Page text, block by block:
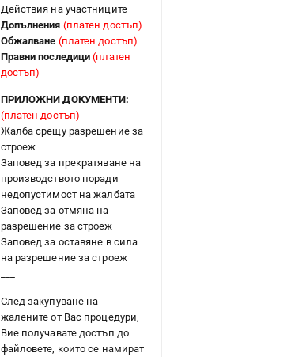
Действия на участниците
Допълнения (платен достъп)
Обжалване (платен достъп)
Правни последици (платен
достъп)
ПРИЛОЖНИ ДОКУМЕНТИ:
(платен достъп)
Жалба срещу разрешение за
строеж
Заповед за прекратяване на
производството поради
недопустимост на жалбата
Заповед за отмяна на
разрешение за строеж
Заповед за оставяне в сила
на разрешение за строеж
След закупуване на
жалените от Вас процедури,
Вие получавате достъп до
файловете, които се намират